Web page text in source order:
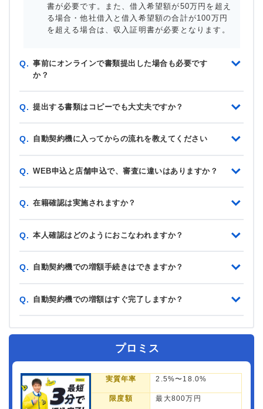
書が必要です。また、借入希望額が50万円を超え
る場合・他社借入と借入希望額の合計が100万円
を超える場合は、収入証明書が必要となります。
Q. 事前にオンラインで書類提出した場合も必要です
か？
Q. 提出する書類はコピーでも大丈夫ですか？
Q. 自動契約機に入ってからの流れを教えてください
Q. WEB申込と店舗申込で、審査に違いはありますか？
Q. 在籍確認は実施されますか？
Q. 本人確認はどのようにおこなわれますか？
Q. 自動契約機での増額手続きはできますか？
Q. 自動契約機での増額はすぐ完了しますか？
プロミス
実質年率 2.5%〜18.0%
限度額 最大800万円